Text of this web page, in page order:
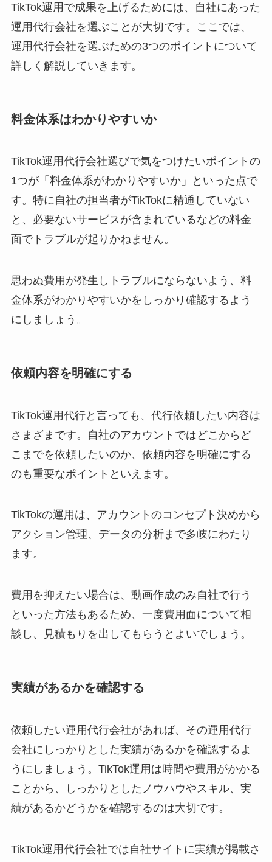
TikTok運用で成果を上げるためには、自社にあった
運用代行会社を選ぶことが大切です。ここでは、
運用代行会社を選ぶための3つのポイントについて
詳しく解説していきます。
料金体系はわかりやすいか
TikTok運用代行会社選びで気をつけたいポイントの
1つが「料金体系がわかりやすいか」といった点で
す。特に自社の担当者がTikTokに精通していない
と、必要ないサービスが含まれているなどの料金
面でトラブルが起りかねません。
思わぬ費用が発生しトラブルにならないよう、料
金体系がわかりやすいかをしっかり確認するよう
にしましょう。
依頼内容を明確にする
TikTok運用代行と言っても、代行依頼したい内容は
さまざまです。自社のアカウントではどこからど
こまでを依頼したいのか、依頼内容を明確にする
のも重要なポイントといえます。
TikTokの運用は、アカウントのコンセプト決めから
アクション管理、データの分析まで多岐にわたり
ます。
費用を抑えたい場合は、動画作成のみ自社で行う
といった方法もあるため、一度費用面について相
談し、見積もりを出してもらうとよいでしょう。
実績があるかを確認する
依頼したい運用代行会社があれば、その運用代行
会社にしっかりとした実績があるかを確認するよ
うにしましょう。TikTok運用は時間や費用がかかる
ことから、しっかりとしたノウハウやスキル、実
績があるかどうかを確認するのは大切です。
TikTok運用代行会社では自社サイトに実績が掲載さ